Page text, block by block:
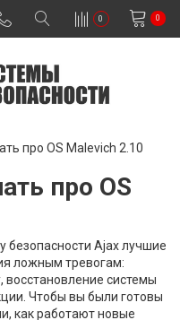
0 0
про OS Malevich 2.10
про OS
безопасности Ajax лучшие
ложным тревогам:
восстановление системы
Чтобы вы были готовы
как работают новые